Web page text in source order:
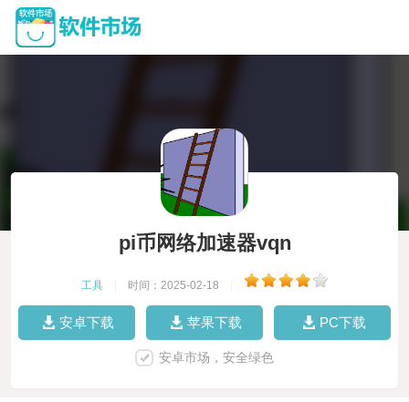
pi币网络加速器vqn
工具 时间：2025-02-18
安卓下载 苹果下载 PC下载
安卓市场，安全绿色